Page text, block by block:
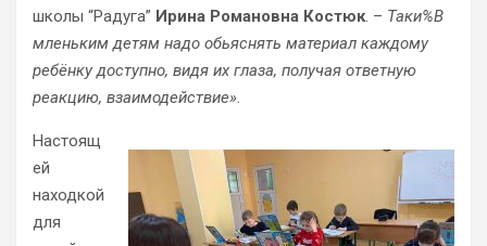
школы “Радуга” Ирина Романовна Костюк. – Таки%B
мленьким детям надо обьяснять материал каждому
ребёнку доступно, видя их глаза, получая ответную
реакцию, взаимодействие».
Настоящ
ей
находкой
для